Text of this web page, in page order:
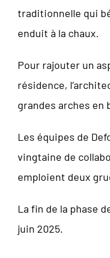
traditionnelle qui
enduit à la chaux.
Pour rajouter un
résidence,
grandes arches en
Les équipes de
vingtaine de
emploient deux
La fin de la phase
juin 2025.